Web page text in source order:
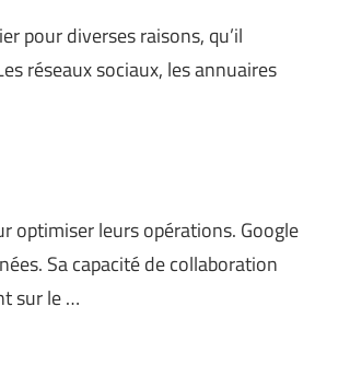
pour diverses raisons, qu’il
réseaux sociaux, les annuaires
optimiser leurs opérations. Google
Sa capacité de collaboration
sur le …